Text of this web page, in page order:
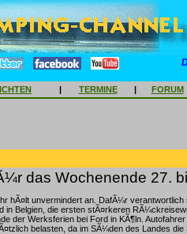
| TERMINE | FORUM
das Wochenende 27.
hÃ¤lt unvermindert an. DafÃ¼r verantwortlich
in Belgien, die ersten stÃ¤rkeren
der Werksferien bei Ford in KÃ¶ln.
belasten, da im SÃ¼den des Landes die